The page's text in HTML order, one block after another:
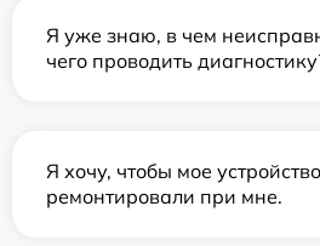
Я уже знаю, в чем
чего проводить
Я хочу, чтобы мое устройство
ремонтировали при мне.